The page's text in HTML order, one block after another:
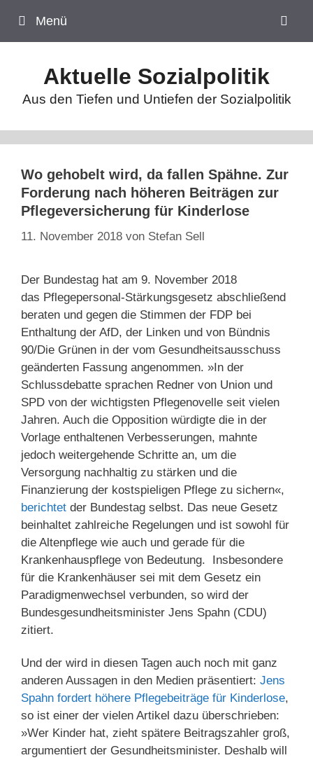
Inhalt
springen
Menü
Aktuelle Sozialpolitik
Aus den Tiefen und Untiefen der Sozialpolitik
Wo gehobelt wird, da fallen Spähne. Zur
Forderung nach höheren Beiträgen zur
Pflegeversicherung für Kinderlose
11. November 2018 von Stefan Sell
Der Bundestag hat am 9. November 2018
das Pflegepersonal-Stärkungsgesetz abschließend
beraten und gegen die Stimmen der FDP bei
Enthaltung der AfD, der Linken und von Bündnis
90/Die Grünen in der vom Gesundheitsausschuss
geänderten Fassung angenommen. »In der
Schlussdebatte sprachen Redner von Union und
SPD von der wichtigsten Pflegenovelle seit vielen
Jahren. Auch die Opposition würdigte die in der
Vorlage enthaltenen Verbesserungen, mahnte
jedoch weitergehende Schritte an, um die
Versorgung nachhaltig zu stärken und die
Finanzierung der kostspieligen Pflege zu sichern«,
berichtet der Bundestag selbst. Das neue Gesetz
beinhaltet zahlreiche Regelungen und ist sowohl für
die Altenpflege wie auch und gerade für die
Krankenhauspflege von Bedeutung. Insbesondere
für die Krankenhäuser sei mit dem Gesetz ein
Paradigmenwechsel verbunden, so wird der
Bundesgesundheitsminister Jens Spahn (CDU)
zitiert.
Und der wird in diesen Tagen auch noch mit ganz
anderen Aussagen in den Medien präsentiert: Jens
Spahn fordert höhere Pflegebeiträge für Kinderlose,
so ist einer der vielen Artikel dazu überschrieben:
»Wer Kinder hat, zieht spätere Beitragszahler groß,
argumentiert der Gesundheitsminister. Deshalb will